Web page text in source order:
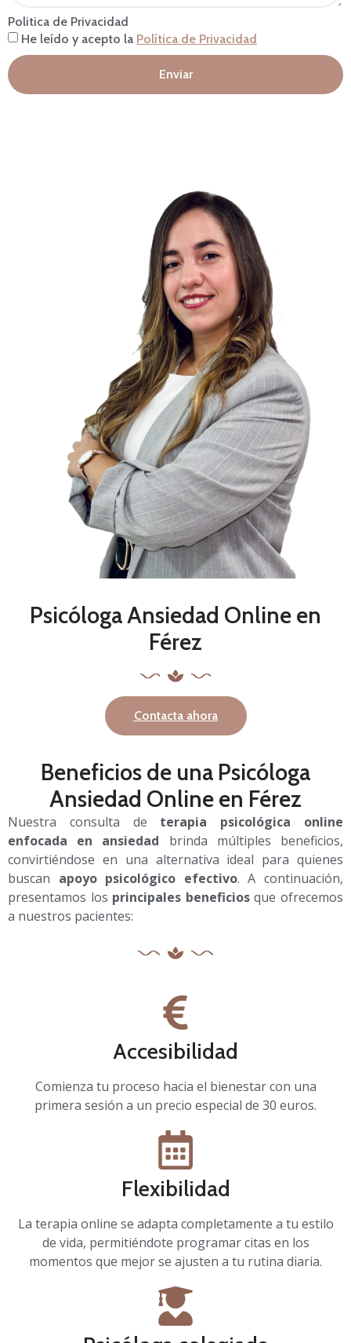
Politica de Privacidad
He leído y acepto la Política de Privacidad
Enviar
Psicóloga Ansiedad Online en
Férez
Contacta ahora
Beneficios de una Psicóloga
Ansiedad Online en Férez
Nuestra consulta de terapia psicológica online
enfocada en ansiedad brinda múltiples beneficios,
convirtiéndose en una alternativa ideal para quienes
buscan apoyo psicológico efectivo. A continuación,
presentamos los principales beneficiosque ofrecemos
a nuestros pacientes:
Accesibilidad
Comienza tu proceso hacia el bienestar con una
primera sesión a un precio especial de 30 euros.
Flexibilidad
La terapia online se adapta completamente a tu estilo
de vida, permitiéndote programar citas en los
momentos que mejor se ajusten a tu rutina diaria.